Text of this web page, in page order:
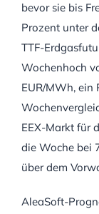
bevor sie bis
Prozent unter
TTF-
Wochenhoch
EUR/MWh, ein
EEX-Markt für
die Woche bei
über dem
AleaSoft-